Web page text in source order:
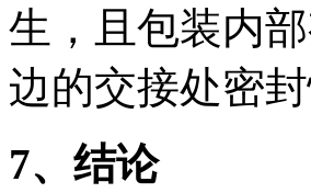
生，且包装内
边的交接处密封
7、结论